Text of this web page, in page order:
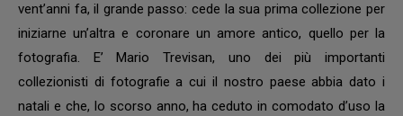
vent’anni fa, il grande passo: cede la sua prima collezione per
iniziarne un’altra e coronare un amore antico, quello per la
fotografia. E’ Mario Trevisan, uno dei più importanti
collezionisti di fotografie a cui il nostro paese abbia dato i
natali e che, lo scorso anno, ha ceduto in comodato d’uso la